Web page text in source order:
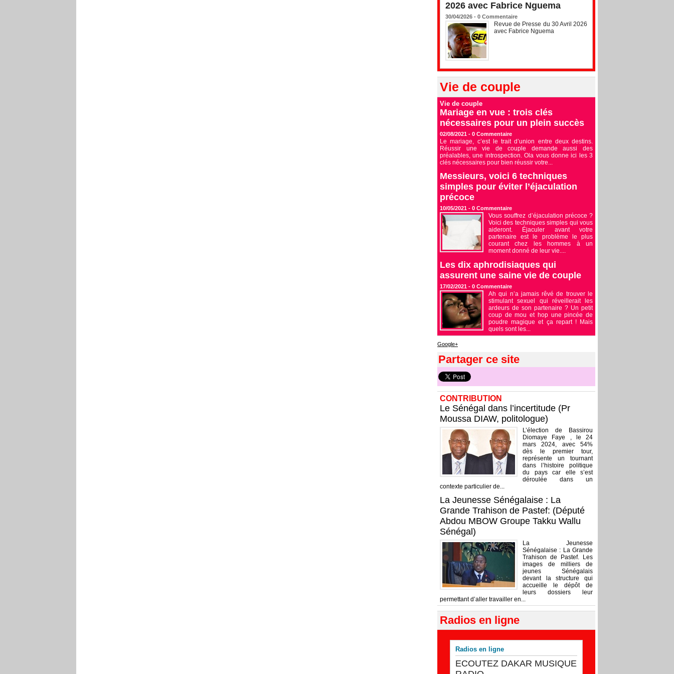
2026 avec Fabrice Nguema
30/04/2026 - 0 Commentaire
Revue de Presse du 30 Avril 2026
avec Fabrice Nguema
Vie de couple
Vie de couple
Mariage en vue : trois clés
nécessaires pour un plein succès
02/08/2021 - 0 Commentaire
Le mariage, c’est le trait d’union entre deux destins.
Réussir une vie de couple demande aussi des
préalables, une introspection. Ola vous donne ici les 3
clés nécessaires pour bien réussir votre...
Messieurs, voici 6 techniques
simples pour éviter l’éjaculation
précoce
10/05/2021 - 0 Commentaire
Vous souffrez d’éjaculation précoce ?
Voici des techniques simples qui vous
aideront. Éjaculer avant votre
partenaire est le problème le plus
courant chez les hommes à un
moment donné de leur vie....
Les dix aphrodisiaques qui
assurent une saine vie de couple
17/02/2021 - 0 Commentaire
Ah qui n’a jamais rêvé de trouver le
stimulant sexuel qui réveillerait les
ardeurs de son partenaire ? Un petit
coup de mou et hop une pincée de
poudre magique et ça repart ! Mais
quels sont les...
Google+
Partager ce site
CONTRIBUTION
Le Sénégal dans l’incertitude (Pr
Moussa DIAW, politologue)
L’élection de Bassirou
Diomaye Faye , le 24
mars 2024, avec 54%
dès le premier tour,
représente un tournant
dans l’histoire politique
du pays car elle s’est
déroulée dans un
contexte particulier de...
La Jeunesse Sénégalaise : La
Grande Trahison de Pastef: (Député
Abdou MBOW Groupe Takku Wallu
Sénégal)
La Jeunesse
Sénégalaise : La Grande
Trahison de Pastef. Les
images de milliers de
jeunes Sénégalais
devant la structure qui
accueille le dépôt de
leurs dossiers leur
permettant d’aller travailler en...
Radios en ligne
Radios en ligne
ECOUTEZ DAKAR MUSIQUE